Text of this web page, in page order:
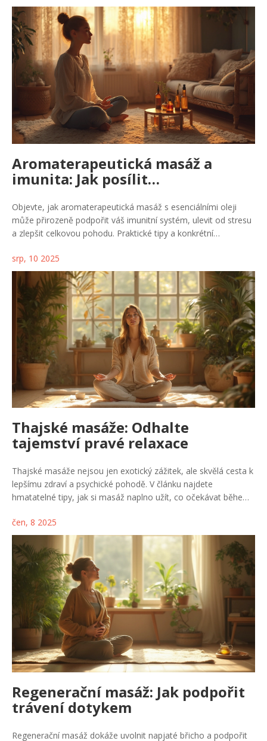
Aromaterapeutická masáž a
imunita: Jak posílit
obranyschopnost těla přirozenou
cestou
Objevte, jak aromaterapeutická masáž s esenciálními oleji
může přirozeně podpořit váš imunitní systém, ulevit od stresu
a zlepšit celkovou pohodu. Praktické tipy a konkrétní
srp, 10 2025
Thajské masáže: Odhalte
tajemství pravé relaxace
Thajské masáže nejsou jen exotický zážitek, ale skvělá cesta k
lepšímu zdraví a psychické pohodě. V článku najdete
hmatatelné tipy, jak si masáž naplno užít, co očekávat během
rozhodně neplatí. Podíváme se i na různé druhy thajských
masáží a poradíme, jak si vybrat tu pravou. Praktické rady
ocení každý, kdo chce z masáže vytěžit maximum.
čen, 8 2025
Regenerační masáž: Jak podpořit
trávení dotykem
Regenerační masáž dokáže uvolnit napjaté břicho a podpořit